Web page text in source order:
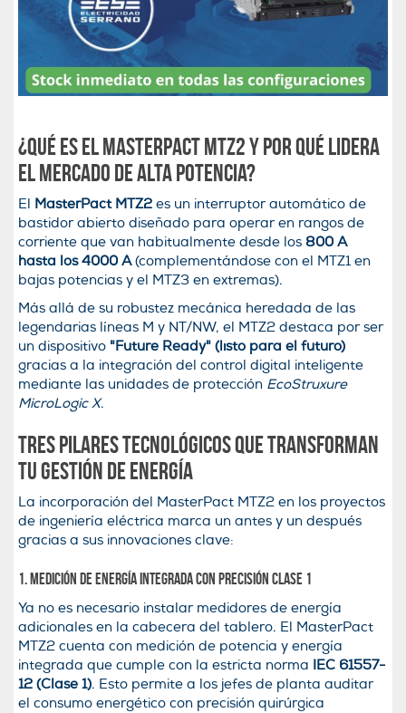
¿Qué es el MasterPact MTZ2 y por qué lidera
el mercado de alta potencia?
El MasterPact MTZ2 es un interruptor automático de
bastidor abierto diseñado para operar en rangos de
corriente que van habitualmente desde los 800 A
hasta los 4000 A(complementándose con el MTZ1 en
bajas potencias y el MTZ3 en extremas).
Más allá de su robustez mecánica heredada de las
legendarias líneas M y NT/NW, el MTZ2 destaca por ser
un dispositivo "Future Ready" (listo para el futuro)
gracias a la integración del control digital inteligente
mediante las unidades de protección EcoStruxure
MicroLogic X.
Tres pilares tecnológicos que transforman
tu gestión de energía
La incorporación del MasterPact MTZ2 en los proyectos
de ingeniería eléctrica marca un antes y un después
gracias a sus innovaciones clave:
1. Medición de energía integrada con precisión Clase 1
Ya no es necesario instalar medidores de energía
adicionales en la cabecera del tablero. El MasterPact
MTZ2 cuenta con medición de potencia y energía
integrada que cumple con la estricta norma IEC 61557-
12 (Clase 1). Esto permite a los jefes de planta auditar
el consumo energético con precisión quirúrgica